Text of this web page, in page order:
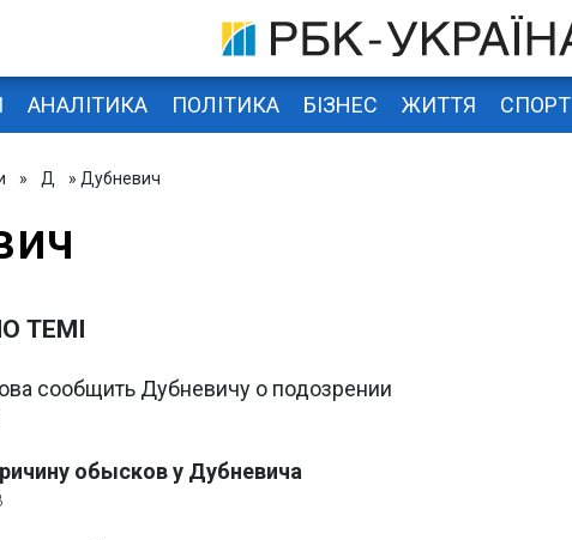
АНАЛІТИКА ПОЛІТИКА БІЗНЕС ЖИТТЯ СПОРТ
» Д » Дубневич
ТЕМІ
сообщить Дубневичу о подозрении
обысков у Дубневича